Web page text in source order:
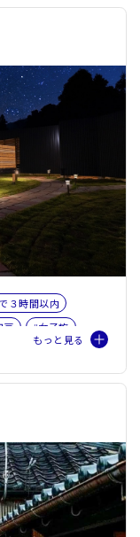
３時間以内
豆
#女子旅